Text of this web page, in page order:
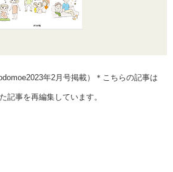
年2月号掲載）＊こちらの記事は
記事を再編集しています。